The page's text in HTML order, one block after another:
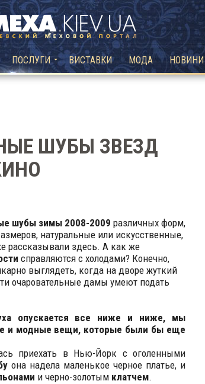
ПОСЛУГИ ВИСТАВКИ МОДА НОВИНИ
ШУБЫ ЗВЕЗД
шубы зимы 2008-2009 различных форм,
натуральные или искусственные,
рассказывали здесь. А как же
справляются с холодами? Конечно,
выглядеть, когда на дворе жуткий
очаровательные дамы умеют подать
опускается все ниже и ниже, мы
и модные вещи, которые были бы еще
приехать в Нью-Йорк с оголенными
она надела маленькое черное платье, и
и черно-золотым клатчем.